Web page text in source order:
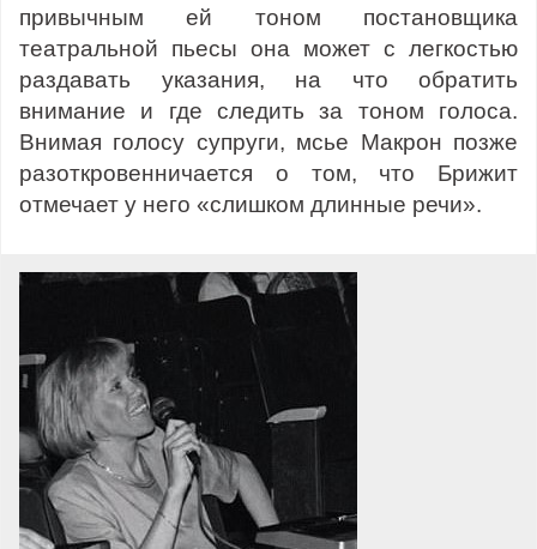
привычным ей тоном постановщика
театральной пьесы она может с легкостью
раздавать указания, на что обратить
внимание и где следить за тоном голоса.
Внимая голосу супруги, мсье Макрон позже
разоткровенничается о том, что Брижит
отмечает у него «слишком длинные речи».